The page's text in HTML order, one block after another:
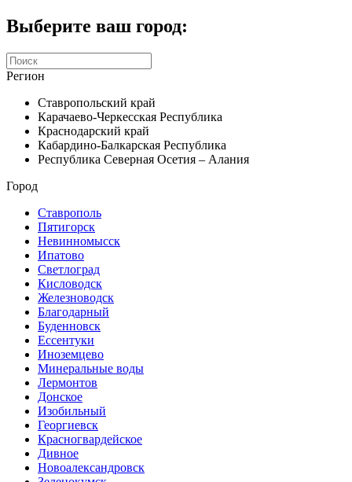
Выберите ваш город:
Регион
Ставропольский край
Карачаево-Черкесская Республика
Краснодарский край
Кабардино-Балкарская Республика
Республика Северная Осетия – Алания
Город
Ставрополь
Пятигорск
Невинномысск
Ипатово
Светлоград
Кисловодск
Железноводск
Благодарный
Буденновск
Ессентуки
Иноземцево
Минеральные воды
Лермонтов
Донское
Изобильный
Георгиевск
Красногвардейское
Дивное
Новоалександровск